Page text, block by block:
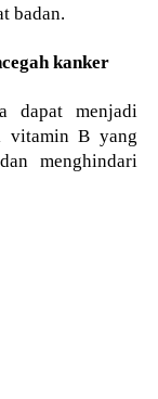
badan.
kanker
dapat menjadi
vitamin B yang
menghindari